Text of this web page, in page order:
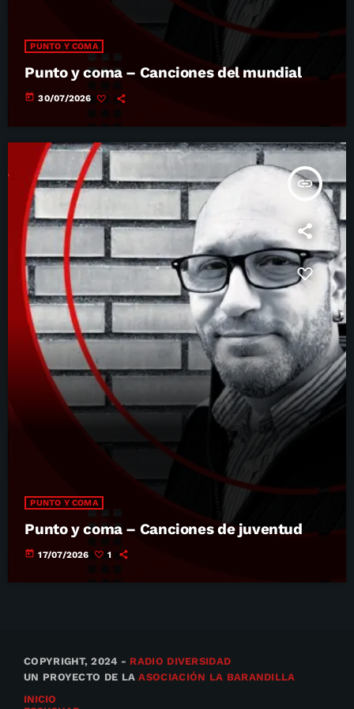
PUNTO Y COMA
Punto y coma – Canciones del mundial
today 30/07/2026
insert_link
PUNTO Y COMA
Punto y coma – Canciones de juventud
today 17/07/2026 1
COPYRIGHT, 2024 - RADIO DIVERSIDAD
UN PROYECTO DE LAASOCIACIÓN LA BARANDILLA
INICIO